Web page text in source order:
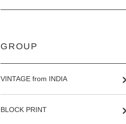
GROUP
VINTAGE from INDIA
BLOCK PRINT